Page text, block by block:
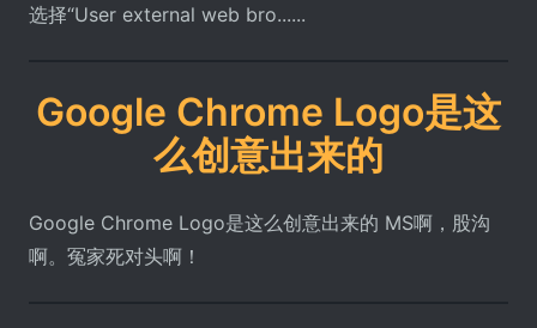
选择“User external web bro......
Google Chrome Logo是这
么创意出来的
Google Chrome Logo是这么创意出来的 MS啊，股沟
啊。冤家死对头啊！